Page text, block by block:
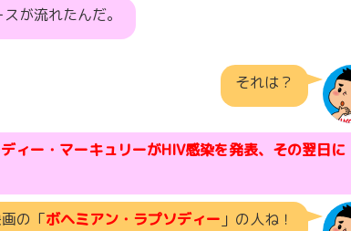
が流れたんだ。
それは？
ィー・マーキュリーがHIV感染を発表、その翌日に
の「ボヘミアン・ラプソディー 」の人ね！